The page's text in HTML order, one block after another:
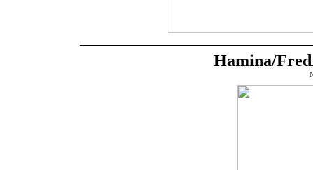
Hamina/